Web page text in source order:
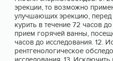
эрекции, то возможно
улучшающих эрекцию, перед
курить в течение 72 часов
прием горячей ванны,
часов до исследования. 12.
рентгенологическое